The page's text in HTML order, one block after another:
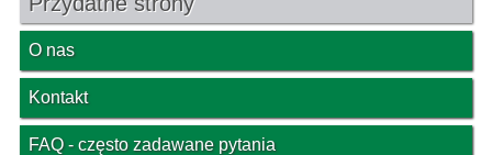
O nas
Kontakt
FAQ - często zadawane pytania